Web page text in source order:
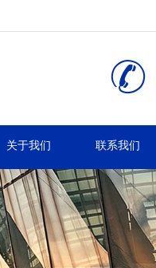
关于我们 联系我们